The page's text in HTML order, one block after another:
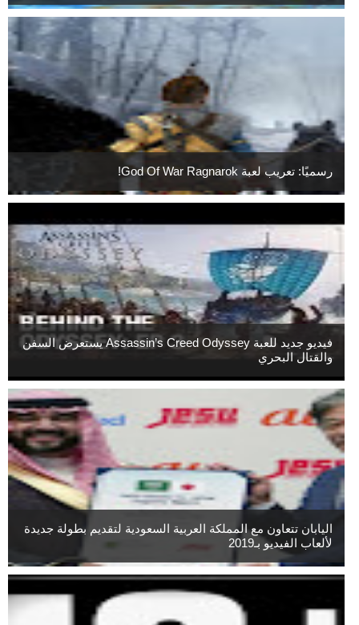
رسميًا: تعريب لعبة God Of War Ragnarok!
فيديو جديد للعبة Assassin’s Creed Odyssey يستعرض السفن
والقتال البحري
اليابان تتعاون مع المملكة العربية السعودية لتقديم بطولة جديدة
لألعاب الفيديو بـ2019